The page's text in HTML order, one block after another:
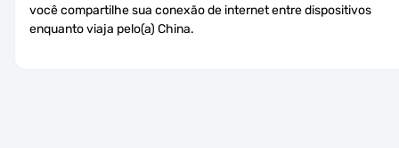
você compartilhe sua conexão de internet entre dispositivos
enquanto viaja pelo(a) China.